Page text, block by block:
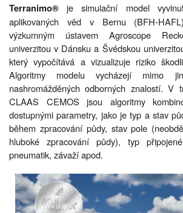
Terranimo® je simulační model
aplikovaných věd v Bernu (BFH-
výzkumným ústavem Agroscope
univerzitou v Dánsku a Švédskou
který vypočítává a vizualizuje riziko
Algoritmy modelu vycházejí mimo
nashromážděných odborných znalostí. V
CLAAS CEMOS jsou algoritmy
dostupnými parametry, jako je typ a stav
během zpracování půdy, stav pole
hluboké zpracování půdy), typ
pneumatik, závaží apod.